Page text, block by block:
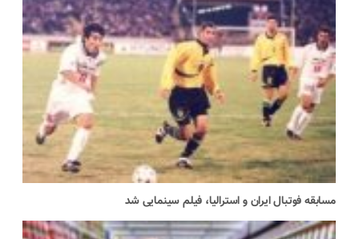
مسابقه فوتبال ایران و استرالیا، فیلم سینمایی شد